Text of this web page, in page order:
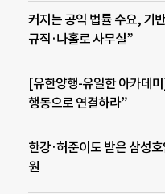
커지는 공익 법률 수요, 기
규직·나홀로 사무실”
[유한양행-유일한 아카데
행동으로 연결하라”
한강·허준이도 받은 삼성
원